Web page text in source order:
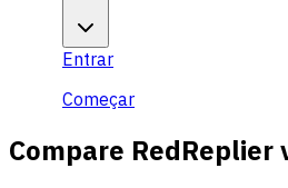
Entrar
Começar
Compare RedReplier